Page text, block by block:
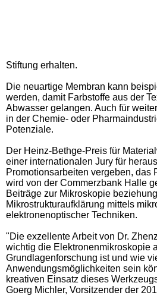
Stiftung erhalten.
Die neuartige Membran kann
werden, damit Farbstoffe aus der
Abwasser gelangen. Auch für
in der Chemie- oder
Potenziale.
Der Heinz-Bethge-Preis für
einer internationalen Jury für
Promotionsarbeiten vergeben, das
wird von der Commerzbank Halle
Beiträge zur Mikroskopie
Mikrostrukturaufklärung mittels
elektronenoptischer Techniken.
"Die exzellente Arbeit von Dr.
wichtig die Elektronenmikroskopie
Grundlagenforschung ist und wie
Anwendungsmöglichkeiten sein
kreativen Einsatz dieses
Goerg Michler, Vorsitzender der